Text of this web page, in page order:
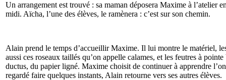
Un arrangement est trouvé : sa maman déposera Maxime à l’atelier
midi. Aïcha, l’une des élèves, le ramènera : c’est sur son chemin.
Alain prend le temps d’accueillir Maxime. Il lui montre le matériel,
aussi ces roseaux taillés qu’on appelle calames, et les feutres à
ductus, du papier ligné. Maxime choisit de continuer à apprendre
regardé faire quelques instants, Alain retourne vers ses autres élèves.